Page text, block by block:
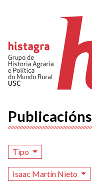
Publicacións
Tipo
Isaac Martín Nieto